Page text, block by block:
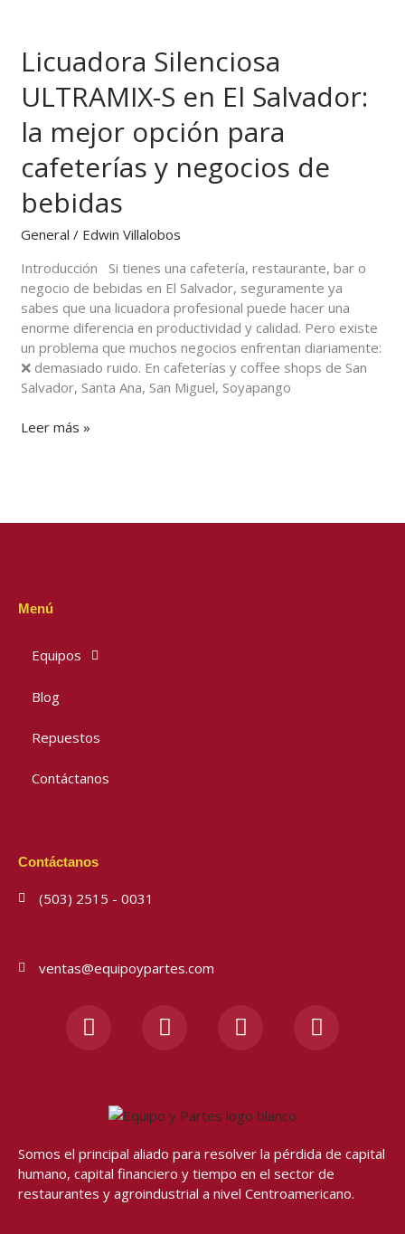
Licuadora Silenciosa
ULTRAMIX-S en El Salvador:
la mejor opción para
cafeterías y negocios de
bebidas
General / Edwin Villalobos
Introducción Si tienes una cafetería, restaurante, bar o
negocio de bebidas en El Salvador, seguramente ya
sabes que una licuadora profesional puede hacer una
enorme diferencia en productividad y calidad. Pero existe
un problema que muchos negocios enfrentan diariamente:
❌ demasiado ruido. En cafeterías y coffee shops de San
Salvador, Santa Ana, San Miguel, Soyapango
ULTRAMIX-
S
en
El
Salvador:
mejor
opción
para
cafeterías
negocios
de
bebidas
Leer más »
Menú
Equipos
Blog
Repuestos
Contáctanos
Contáctanos
(503) 2515 - 0031
ventas@equipoypartes.com
a
k
-
f
n
g
a
m
o
b
h
p
Somos el principal aliado para resolver la pérdida de capital
humano, capital financiero y tiempo en el sector de
restaurantes y agroindustrial a nivel Centroamericano.